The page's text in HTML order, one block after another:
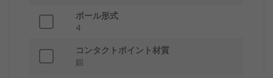
ポール形式
4
コンタクトポイント材質
銀